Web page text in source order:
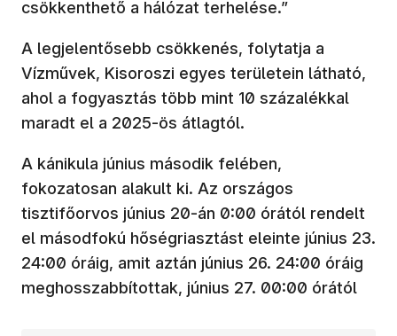
csökkenthető a hálózat terhelése.”
A legjelentősebb csökkenés, folytatja a
Vízművek, Kisoroszi egyes területein látható,
ahol a fogyasztás több mint 10 százalékkal
maradt el a 2025-ös átlagtól.
A kánikula június második felében,
fokozatosan alakult ki. Az országos
tisztifőorvos június 20-án 0:00 órától rendelt
el másodfokú hőségriasztást eleinte június 23.
24:00 óráig, amit aztán június 26. 24:00 óráig
meghosszabbítottak, június 27. 00:00 órától